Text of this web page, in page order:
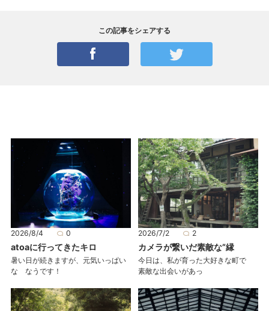
この記事をシェアする
2026/8/4 0
atoaに行ってきたキロ
暑い日が続きますが、元気いっぱい
な なうです！
2026/7/2 2
カメラが繋いだ素敵な”縁
今日は、私が育った大好きな町で
素敵な出会いがあっ